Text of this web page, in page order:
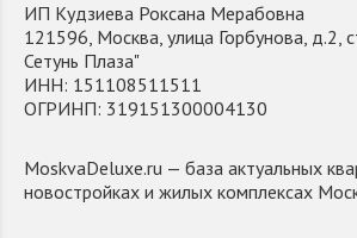
ИП Кудзиева Роксана Мерабовна
121596, Москва, улица Горбунова, д.2,
Сетунь Плаза"
ИНН: 151108511511
ОГРИНП: 319151300004130
MoskvaDeluxe.ru — база актуальных
новостройках и жилых комплексах